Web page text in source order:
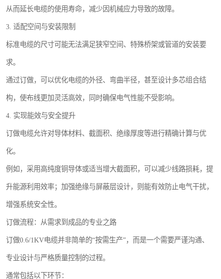
从而延长电缆的使用寿命，减少因机械应力导致的故障。
3. 适配空间与安装限制
标准电缆的尺寸可能无法满足狭窄空间、特殊桥架或管道的安装要
求。
通过订做，可以优化电缆的外径、弯曲半径，甚至设计多芯组合结
构，使布线更加灵活高效，同时确保电气性能不受影响。
4. 实现能效与安全提升
订做电缆允许对导体材料、截面积、绝缘厚度等进行精确计算与优
化。
例如，采用高纯度铜导体或适当增大截面积，可以减少线路损耗，提
升能源利用效率；加强绝缘与屏蔽层设计，则能有效防止电气干扰，
增强系统安全性。
订做流程：从需求到成品的专业之路
订做0.6/1KV电缆并非简单的“按需生产”，而是一个需要严谨沟通、
专业设计与严格质量控制的过程。
通常包括以下环节：